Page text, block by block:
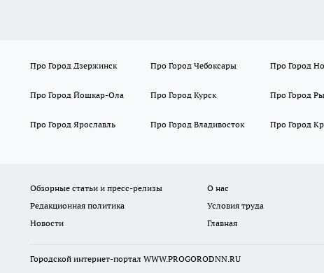
Про Город Дзержинск Про Город Чебоксары Про Город
Про Город Йошкар-Ола Про Город Курск Про Город
Про Город Ярославль Про Город Владивосток Про Город
Обзорные статьи и пресс-релизы О нас
Редакционная политика
Условия труда
Новости
Главная
Городской интернет-портал WWW.PROGORODNN.RU